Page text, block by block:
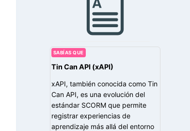
SABÍAS QUE
Tin Can API (xAPI)
xAPI, también conocida como Tin
Can API, es una evolución del
estándar SCORM que permite
registrar experiencias de
aprendizaje más allá del entorno